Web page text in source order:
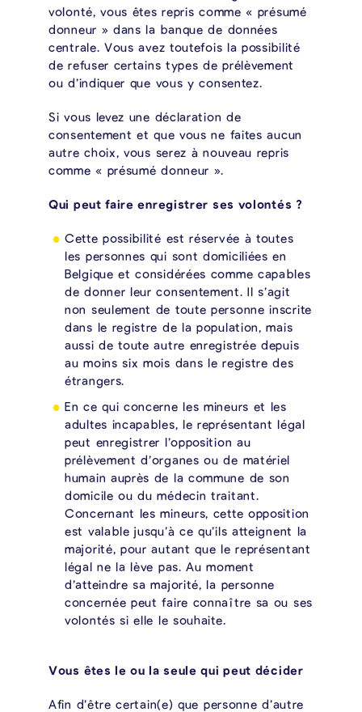
volonté, vous êtes repris comme « présumé
donneur » dans la banque de données
centrale. Vous avez toutefois la possibilité
de refuser certains types de prélèvement
ou d’indiquer que vous y consentez.
Si vous levez une déclaration de
consentement et que vous ne faites aucun
autre choix, vous serez à nouveau repris
comme « présumé donneur ».
Qui peut faire enregistrer ses volontés ?
Cette possibilité est réservée à toutes
les personnes qui sont domiciliées en
Belgique et considérées comme capables
de donner leur consentement. Il s’agit
non seulement de toute personne inscrite
dans le registre de la population, mais
aussi de toute autre enregistrée depuis
au moins six mois dans le registre des
étrangers.
En ce qui concerne les mineurs et les
adultes incapables, le représentant légal
peut enregistrer l’opposition au
prélèvement d’organes ou de matériel
humain auprès de la commune de son
domicile ou du médecin traitant.
Concernant les mineurs, cette opposition
est valable jusqu’à ce qu’ils atteignent la
majorité, pour autant que le représentant
légal ne la lève pas. Au moment
d’atteindre sa majorité, la personne
concernée peut faire connaître sa ou ses
volontés si elle le souhaite.
Vous êtes le ou la seule qui peut décider
Afin d’être certain(e) que personne d’autre